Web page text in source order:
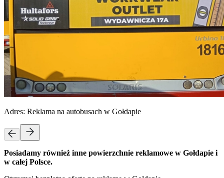
Adres: Reklama na autobusach w Gołdapie
Posiadamy również inne powierzchnie reklamowe w Gołdapie i
w całej Polsce.